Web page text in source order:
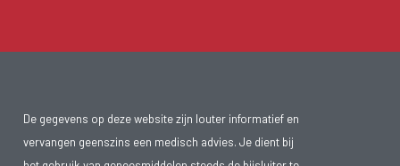
De gegevens op deze website zijn louter informatief en
vervangen geenszins een medisch advies. Je dient bij